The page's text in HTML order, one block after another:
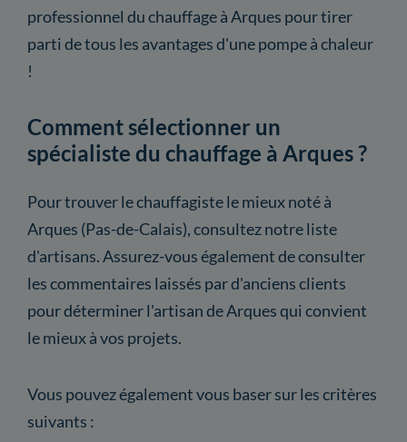
professionnel du chauffage à Arques pour tirer
parti de tous les avantages d'une pompe à chaleur
!
Comment sélectionner un
spécialiste du chauffage à Arques ?
Pour trouver le chauffagiste le mieux noté à
Arques (Pas-de-Calais), consultez notre liste
d'artisans. Assurez-vous également de consulter
les commentaires laissés par d'anciens clients
pour déterminer l'artisan de Arques qui convient
le mieux à vos projets.
Vous pouvez également vous baser sur les critères
suivants :